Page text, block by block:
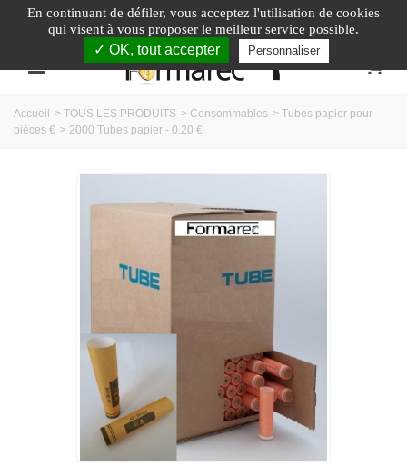
Appelez-nous au :04.74.40.79.95
Accueil > TOUS LES PRODUITS > Consommables > Tubes papier pour
pièces € > 2000 Tubes papier - 0.20 €
En continuant de défiler, vous acceptez l'utilisation de cookies
qui visent à vous proposer le meilleur service possible.
✓ OK, tout accepter Personnaliser